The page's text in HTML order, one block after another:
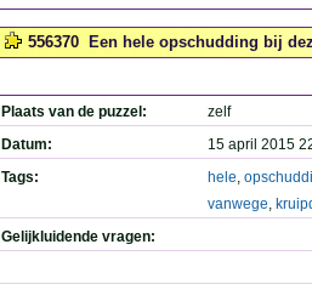
556370 Een hele opschudding bij
Plaats van de puzzel:
zelf
Datum:
15 april 2015
Tags:
hele,
vanwege,
Gelijkluidende vragen: